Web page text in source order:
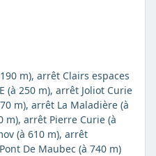
m), arrêt Clairs espaces
(à 250 m), arrêt Joliot Curie
m), arrêt La Maladière (à
m), arrêt Pierre Curie (à
(à 610 m), arrêt
De Maubec (à 740 m)